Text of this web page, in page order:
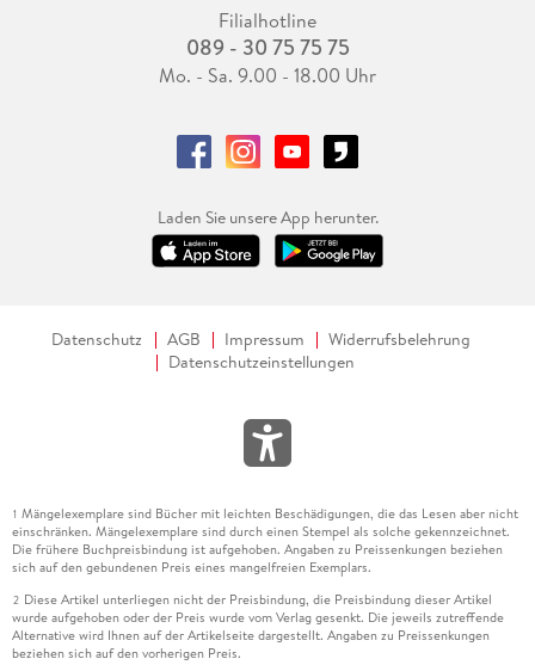
Filialhotline
089 - 30 75 75 75
Mo. - Sa. 9.00 - 18.00 Uhr
Laden Sie unsere App herunter.
Datenschutz AGB Impressum
Widerrufsbelehrung
Datenschutzeinstellungen
1 Mängelexemplare sind Bücher mit leichten Beschädigungen, die das Lesen aber nicht
einschränken. Mängelexemplare sind durch einen Stempel als solche gekennzeichnet.
Die frühere Buchpreisbindung ist aufgehoben. Angaben zu Preissenkungen beziehen
sich auf den gebundenen Preis eines mangelfreien Exemplars.
2 Diese Artikel unterliegen nicht der Preisbindung, die Preisbindung dieser Artikel
wurde aufgehoben oder der Preis wurde vom Verlag gesenkt. Die jeweils zutreffende
Alternative wird Ihnen auf der Artikelseite dargestellt. Angaben zu Preissenkungen
beziehen sich auf den vorherigen Preis.